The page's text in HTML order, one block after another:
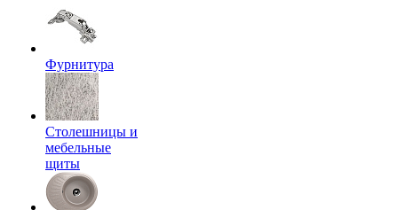
Фурнитура
Столешницы и
мебельные
щиты